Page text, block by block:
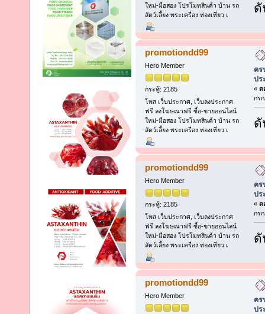
ใหม่-มือสอง โปรโมทสินค้า บ้าน รถ
สัตว์เลี้ยง พระเครื่อง ท่องเที่ยว เ
ดั
promotiondd99
Hero Member
กระทู้: 2185
โพส เว็บประกาศ, เว็บลงประกาศ
ฟรี ลงโฆษณาฟรี ซื้อ-ขายออนไลน์
ใหม่-มือสอง โปรโมทสินค้า บ้าน รถ
สัตว์เลี้ยง พระเครื่อง ท่องเที่ยว เ
คร
ปร
« ต
กร
ดั
promotiondd99
Hero Member
กระทู้: 2185
โพส เว็บประกาศ, เว็บลงประกาศ
ฟรี ลงโฆษณาฟรี ซื้อ-ขายออนไลน์
ใหม่-มือสอง โปรโมทสินค้า บ้าน รถ
สัตว์เลี้ยง พระเครื่อง ท่องเที่ยว เ
คร
ปร
« ต
กร
ดั
promotiondd99
Hero Member
คร
ปร